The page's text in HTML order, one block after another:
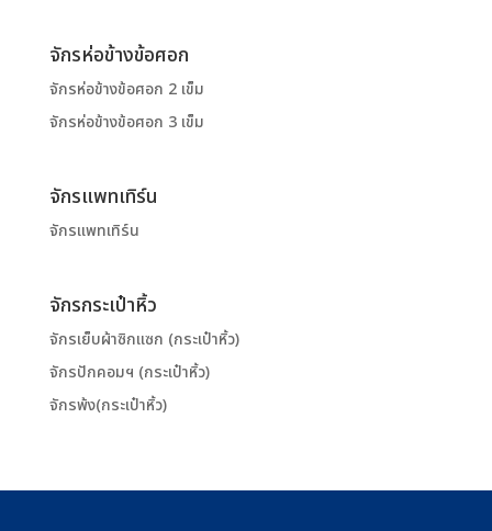
จักรห่อข้างข้อศอก
จักรห่อข้างข้อศอก 2 เข็ม
จักรห่อข้างข้อศอก 3 เข็ม
จักรแพทเทิร์น
จักรแพทเทิร์น
จักรกระเป๋าหิ้ว
จักรเย็บผ้าซิกแซก (กระเป๋าหิ้ว)
จักรปักคอมฯ (กระเป๋าหิ้ว)
จักรพ้ง(กระเป๋าหิ้ว)